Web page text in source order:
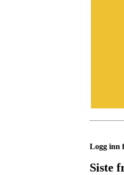
Logg inn
Siste